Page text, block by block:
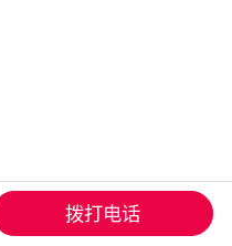
拨打电话